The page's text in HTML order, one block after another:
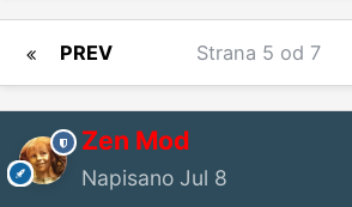
PREV Strana 5 od 7
Zen Mod
Napisano Jul 8